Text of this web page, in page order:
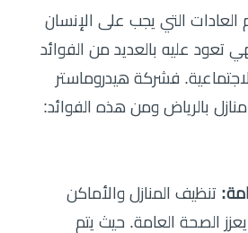
التي يجب على الإنسان
تعود عليه بالعديد من الفوائد
فشركة هيدروماستر
بالرياض ومن هذه الفوائد:
تنظيف المنازل والأماكن
الصحة العامة. حيث يتم